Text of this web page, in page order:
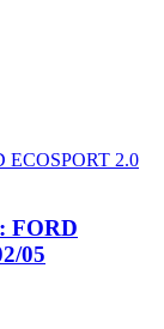
FORD
05